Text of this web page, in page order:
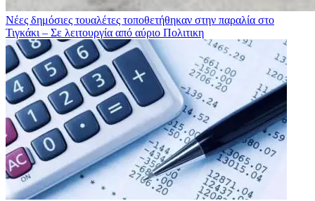
Νέες δημόσιες τουαλέτες τοποθετήθηκαν στην παραλία στο
Τιγκάκι – Σε λειτουργία από αύριο Πολιτικη